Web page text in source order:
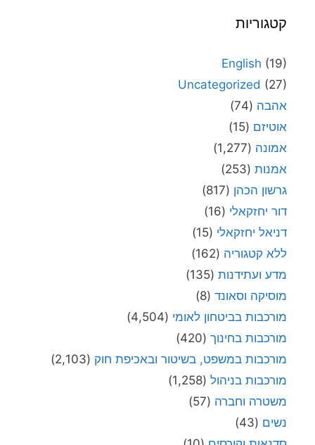
קטגוריות
English (19)
Uncategorized (27)
אהבה (74)
אוטיזם (15)
אמונה (1,277)
אמנות (253)
גרשון הכהן (817)
דור יחזקאלי (16)
דניאל יחזקאלי (15)
ללא קטגוריה (162)
מדע ועתידנות (135)
מוסיקה וסאונד (8)
מורכבות בביטחון לאומי (4,504)
מורכבות בחינוך (420)
מורכבות במשפט, בשיטור ובאכיפת חוק (2,103)
מורכבות בניהול (1,258)
משטרה וחברה (57)
נשים (43)